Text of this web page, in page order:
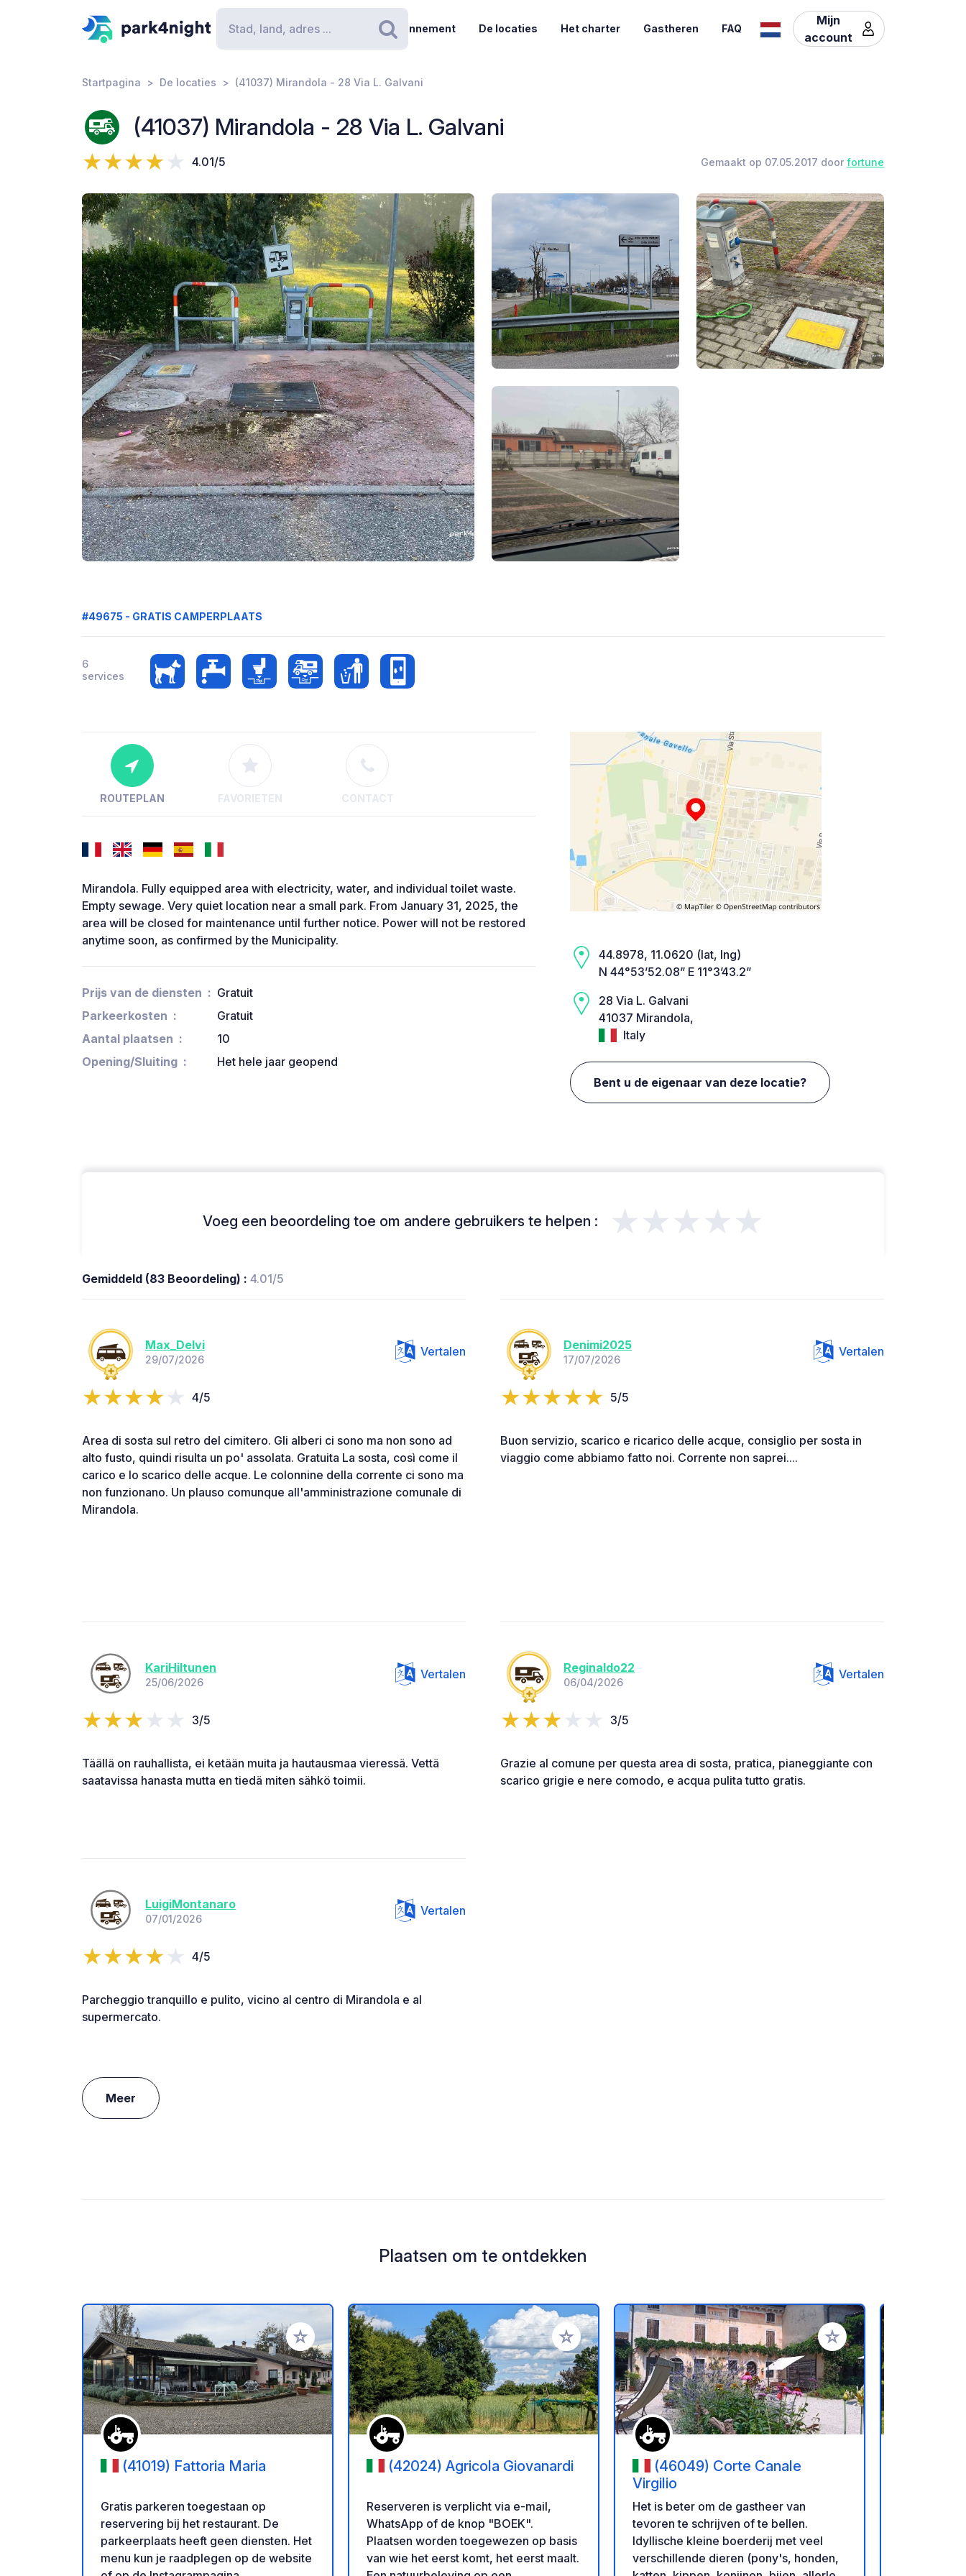
Zoeken
Abonnement De locaties Het charter Gastheren FAQ
Mijn
account
Startpagina De locaties (41037) Mirandola - 28 Via L. Galvani
(41037) Mirandola - 28 Via L. Galvani
4.01/5 Gemaakt op 07.05.2017 door fortune
#49675 - GRATIS CAMPERPLAATS
6
services
ROUTEPLAN FAVORIETEN CONTACT
Mirandola. Fully equipped area with electricity, water, and individual toilet waste.
Empty sewage. Very quiet location near a small park. From January 31, 2025, the
area will be closed for maintenance until further notice. Power will not be restored
anytime soon, as confirmed by the Municipality.
Prijs van de diensten
Gratuit
Parkeerkosten
Gratuit
Aantal plaatsen
10
Opening/Sluiting
Het hele jaar geopend
44.8978, 11.0620 (lat, lng)
N 44°53’52.08” E 11°3’43.2”
28 Via L. Galvani
41037 Mirandola,
Italy
Bent u de eigenaar van deze locatie?
Voeg een beoordeling toe om andere gebruikers te helpen : ★★★★★
Gemiddeld (83 Beoordeling) : 4.01/5
Max_Delvi
29/07/2026
Vertalen
4/5
Area di sosta sul retro del cimitero. Gli alberi ci sono ma non sono ad
alto fusto, quindi risulta un po' assolata. Gratuita La sosta, così come il
carico e lo scarico delle acque. Le colonnine della corrente ci sono ma
non funzionano. Un plauso comunque all'amministrazione comunale di
Mirandola.
Denimi2025
17/07/2026
Vertalen
5/5
Buon servizio, scarico e ricarico delle acque, consiglio per sosta in
viaggio come abbiamo fatto noi. Corrente non saprei....
KariHiltunen
25/06/2026
Vertalen
3/5
Täällä on rauhallista, ei ketään muita ja hautausmaa vieressä. Vettä
saatavissa hanasta mutta en tiedä miten sähkö toimii.
Reginaldo22
06/04/2026
Vertalen
3/5
Grazie al comune per questa area di sosta, pratica, pianeggiante con
scarico grigie e nere comodo, e acqua pulita tutto gratis.
LuigiMontanaro
07/01/2026
Vertalen
4/5
Parcheggio tranquillo e pulito, vicino al centro di Mirandola e al
supermercato.
Meer
Plaatsen om te ontdekken
Voeg toe aan je favorieten
(41019) Fattoria Maria
Gratis parkeren toegestaan ​​op
reservering bij het restaurant. De
parkeerplaats heeft geen diensten. Het
menu kun je raadplegen op de website
Voeg toe aan je favorieten
(42024) Agricola Giovanardi
Reserveren is verplicht via e-mail,
WhatsApp of de knop "BOEK".
Plaatsen worden toegewezen op basis
van wie het eerst komt, het eerst maalt.
Voeg toe aan je favorieten
(46049) Corte Canale
Virgilio
Het is beter om de gastheer van
tevoren te schrijven of te bellen.
Idyllische kleine boerderij met veel
verschillende dieren (pony's, honden,